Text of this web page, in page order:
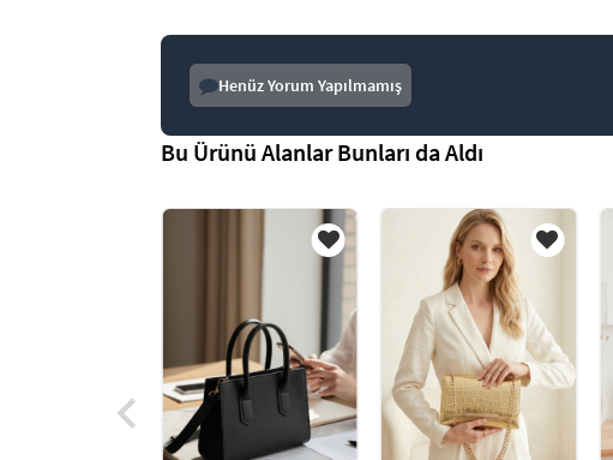
Henüz Yorum Yapılmamış
Bu Ürünü Alanlar Bunları da Aldı